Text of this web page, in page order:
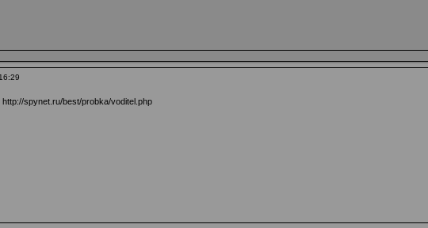
http://spynet.ru/best/probka/voditel.php